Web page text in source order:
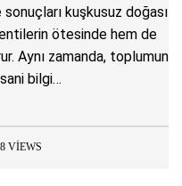
kuşkusuz doğası
ötesinde hem de
Aynı zamanda, toplumun
bilgi…
VIEWS